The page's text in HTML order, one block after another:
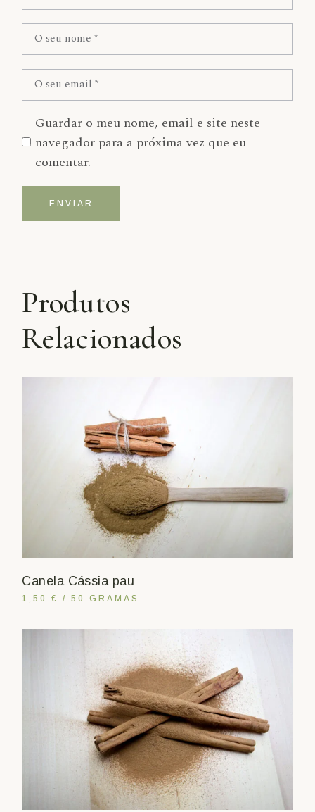
Guardar o meu nome, email e site neste
navegador para a próxima vez que eu
comentar.
ENVIAR
Produtos
Relacionados
Canela Cássia pau
1,50 € / 50 GRAMAS